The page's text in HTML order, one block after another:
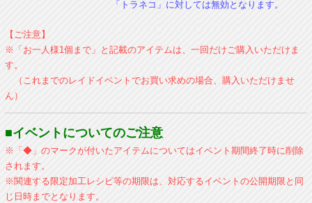
「トラネコ」に対しては無効となります。
【ご注意】
※「お一人様1個まで」と記載のアイテムは、一回だけご購入いただけま
す。
（これまでのレイドイベントでお買い求めの場合、購入いただけませ
ん）
■イベントについてのご注意
※「◆」のマークが付いたアイテムについてはイベント期間終了時に削除
されます。
※関連する限定加工レシピ等の期限は、対応するイベントの公開期限と同
じ日時までとなります。